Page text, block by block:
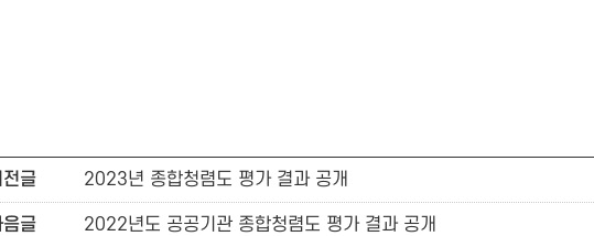
전글 2023년 종합청렴도 평가 결과 공개
음글 2022년도 공공기관 종합청렴도 평가 결과 공개